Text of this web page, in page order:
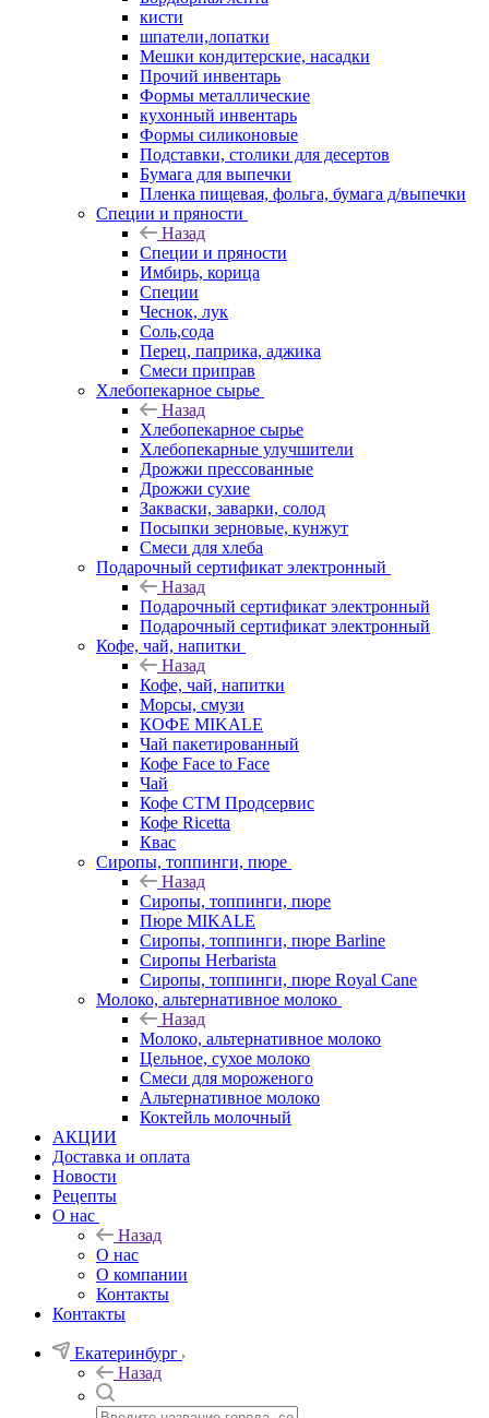
кисти
шпатели,лопатки
Мешки кондитерские, насадки
Прочий инвентарь
Формы металлические
кухонный инвентарь
Формы силиконовые
Подставки, столики для десертов
Бумага для выпечки
Пленка пищевая, фольга, бумага д/выпечки
Специи и пряности
Назад
Специи и пряности
Имбирь, корица
Специи
Чеснок, лук
Соль,сода
Перец, паприка, аджика
Смеси приправ
Хлебопекарное сырье
Назад
Хлебопекарное сырье
Хлебопекарные улучшители
Дрожжи прессованные
Дрожжи сухие
Закваски, заварки, солод
Посыпки зерновые, кунжут
Смеси для хлеба
Подарочный сертификат электронный
Назад
Подарочный сертификат электронный
Подарочный сертификат электронный
Кофе, чай, напитки
Назад
Кофе, чай, напитки
Морсы, смузи
КОФЕ MIKALE
Чай пакетированный
Кофе Face to Face
Чай
Кофе СТМ Продсервис
Кофе Ricetta
Квас
Сиропы, топпинги, пюре
Назад
Сиропы, топпинги, пюре
Пюре MIKALE
Сиропы, топпинги, пюре Barline
Сиропы Herbarista
Сиропы, топпинги, пюре Royal Cane
Молоко, альтернативное молоко
Назад
Молоко, альтернативное молоко
Цельное, сухое молоко
Смеси для мороженого
Альтернативное молоко
Коктейль молочный
АКЦИИ
Доставка и оплата
Новости
Рецепты
О нас
Назад
О нас
О компании
Контакты
Контакты
Екатеринбург
Назад